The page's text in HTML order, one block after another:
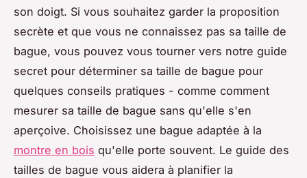
son doigt. Si vous souhaitez garder la proposition
secrète et que vous ne connaissez pas sa taille de
bague, vous pouvez vous tourner vers notre guide
secret pour déterminer sa taille de bague pour
quelques conseils pratiques - comme comment
mesurer sa taille de bague sans qu'elle s'en
aperçoive. Choisissez une bague adaptée à la
montre en bois qu'elle porte souvent. Le guide des
tailles de bague vous aidera à planifier la